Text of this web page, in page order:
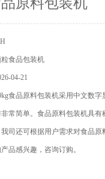
食品包装机
04-21
食品原料包装机采用中文数
常简单。食品原料包装机具
司还可根据用户需求对食品原
品感兴趣，咨询订购。